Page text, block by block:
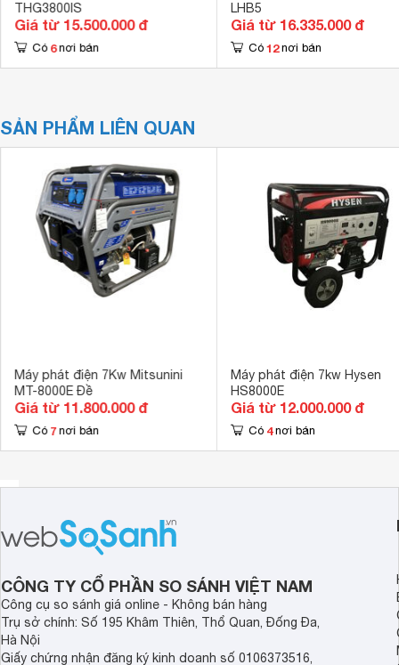
THG3800IS
Giá từ 15.500.000 đ
Có 6 nơi bán
LHB5
Giá từ 16.335.000 đ
Có 12 nơi bán
SẢN PHẨM LIÊN QUAN
Máy phát điện 7Kw Mitsunini
MT-8000E Đề
Giá từ 11.800.000 đ
Có 7 nơi bán
Máy phát điện 7kw Hysen
HS8000E
Giá từ 12.000.000 đ
Có 4 nơi bán
CÔNG TY CỔ PHẦN SO SÁNH VIỆT NAM
Công cụ so sánh giá online - Không bán hàng
Trụ sở chính: Số 195 Khâm Thiên, Thổ Quan, Đống Đa,
Hà Nội
Giấy chứng nhận đăng ký kinh doanh số 0106373516,